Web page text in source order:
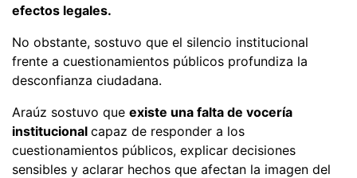
efectos legales.
No obstante, sostuvo que el silencio institucional
frente a cuestionamientos públicos profundiza la
desconfianza ciudadana.
Araúz sostuvo que existe una falta de vocería
institucional capaz de responder a los
cuestionamientos públicos, explicar decisiones
sensibles y aclarar hechos que afectan la imagen del